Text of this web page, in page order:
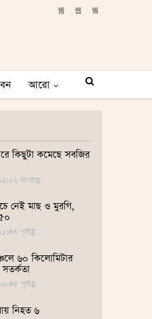
আরো
কিছুটা কমেছে সবজির
অপরাহ্ণ
নেই মাছ ও মুরগি,
পূর্বাহ্ণ
৬০ কিলোমিটার
সতর্কতা
পূর্বাহ্ণ
নিহত ৬